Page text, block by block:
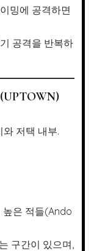
밍에 공격하면
공격을 반복하
저택 내부.
높은 적들(Ando
구간이 있으며,